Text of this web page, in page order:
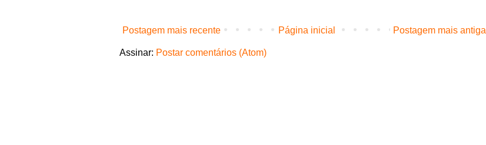
Postagem mais recente Postagem mais antiga
Página inicial
Assinar: Postar comentários (Atom)